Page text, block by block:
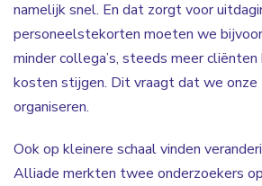
namelijk snel. En dat zorgt voor
personeelstekorten moeten we
minder collega’s, steeds meer cliënten
kosten stijgen. Dit vraagt dat we onze
organiseren.
Ook op kleinere schaal vinden
Alliade merkten twee onderzoekers